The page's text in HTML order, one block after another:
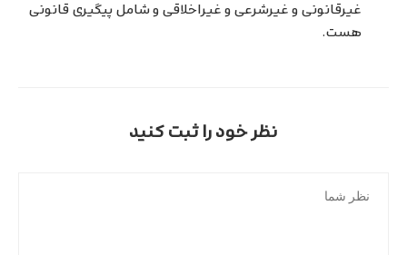
غیرقانونی و غیرشرعی و غیراخلاقی و شامل پیگیری قانونی
هست.
نظر خود را ثبت کنید